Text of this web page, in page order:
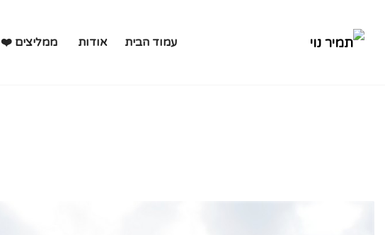
עמוד הבית אודות ממליצים ❤️